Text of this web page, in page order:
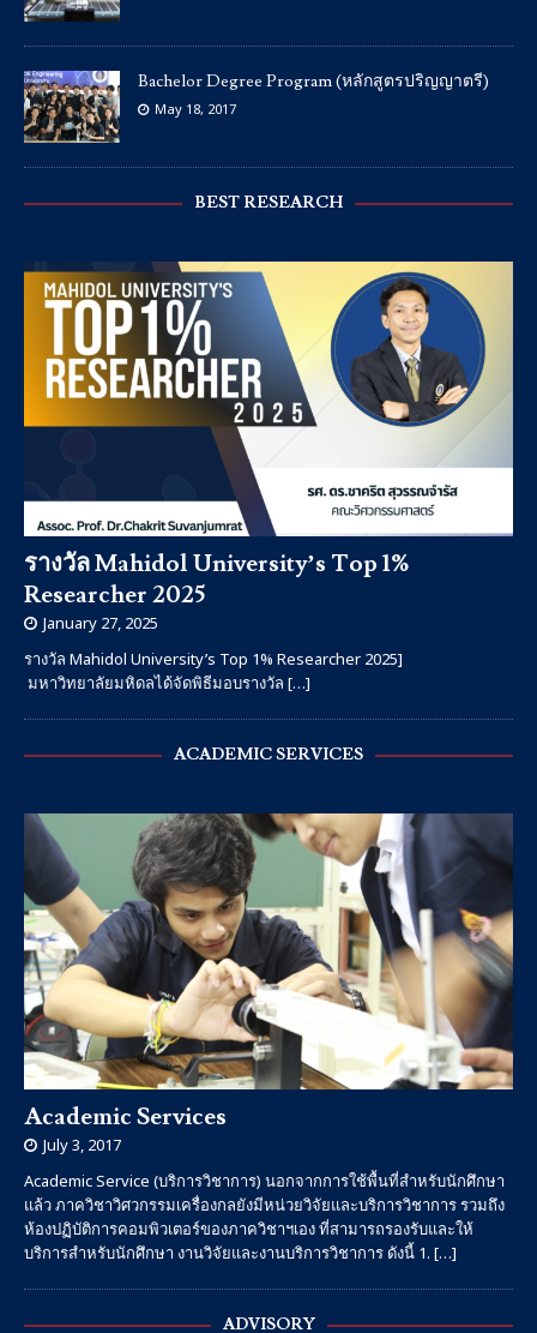
Bachelor Degree Program (หลักสูตรปริญญาตรี)
May 18, 2017
BEST RESEARCH
รางวัล Mahidol University’s Top 1%
Researcher 2025
January 27, 2025
รางวัล Mahidol University’s Top 1% Researcher 2025]
มหาวิทยาลัยมหิดลได้จัดพิธีมอบรางวัล […]
ACADEMIC SERVICES
Academic Services
July 3, 2017
Academic Service (บริการวิชาการ) นอกจากการใช้พื้นที่สำหรับนักศึกษา
แล้ว ภาควิชาวิศวกรรมเครื่องกลยังมีหน่วยวิจัยและบริการวิชาการ รวมถึง
ห้องปฏิบัติการคอมพิวเตอร์ของภาควิชาฯเอง ที่สามารถรองรับและให้
บริการสำหรับนักศึกษา งานวิจัยและงานบริการวิชาการ ดังนี้ 1. […]
ADVISORY